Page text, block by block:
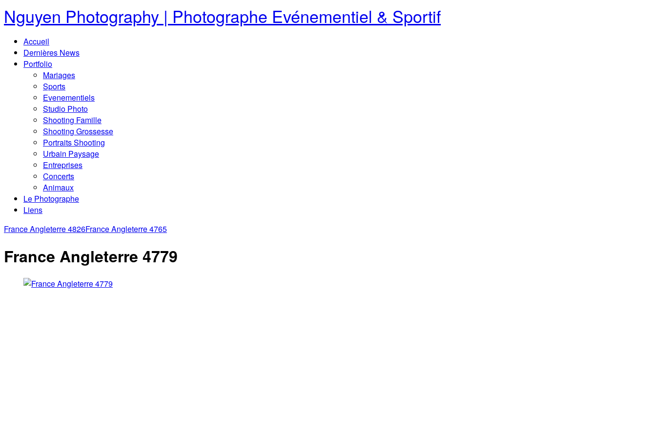
Nguyen Photography | Photographe Evénementiel & Sportif
Accueil
Dernières News
Portfolio
Mariages
Sports
Evenementiels
Studio Photo
Shooting Famille
Shooting Grossesse
Portraits Shooting
Urbain Paysage
Entreprises
Concerts
Animaux
Le Photographe
Liens
France Angleterre 4826France Angleterre 4765
France Angleterre 4779